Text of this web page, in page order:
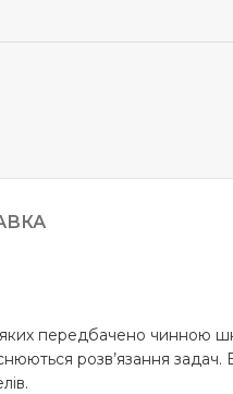
яких передбачено чинною
розв’язання задач.